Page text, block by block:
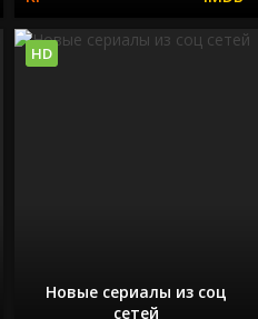
Новые сериалы из соц
сетей
HD